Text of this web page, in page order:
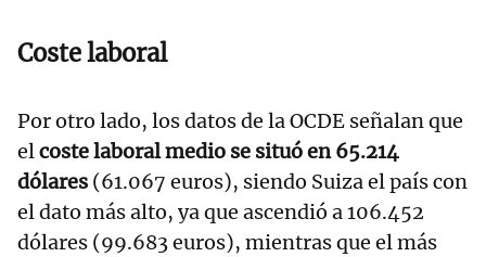
Coste laboral
Por otro lado, los datos de la OCDE señalan que
elcoste laboral medio se situó en 65.214
dólares (61.067 euros), siendo Suiza el país con
el dato más alto, ya que ascendió a 106.452
dólares (99.683 euros), mientras que el más